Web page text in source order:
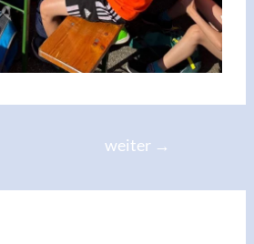
weiter →